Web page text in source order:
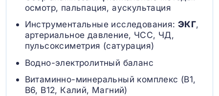
осмотр, пальпация, аускультация
Инструментальные исследования: ЭКГ,
артериальное давление, ЧСС, ЧД,
пульсоксиметрия (сатурация)
Водно-электролитный баланс
Витаминно-минеральный комплекс (B1,
B6, В12, Калий, Магний)